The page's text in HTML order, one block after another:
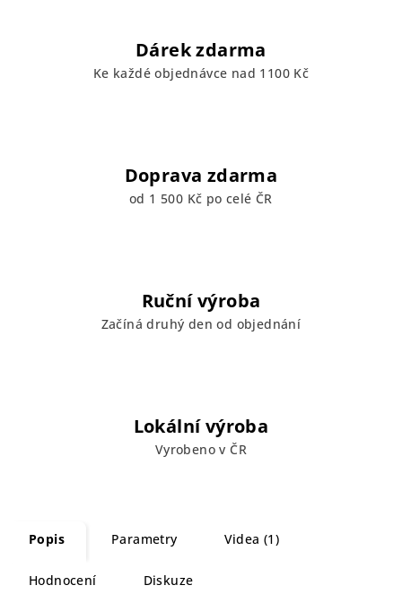
Dárek zdarma
Ke každé objednávce nad 1100 Kč
Doprava zdarma
od 1 500 Kč po celé ČR
Ruční výroba
Začíná druhý den od objednání
Lokální výroba
Vyrobeno v ČR
Popis Parametry Videa (1)
Hodnocení Diskuze